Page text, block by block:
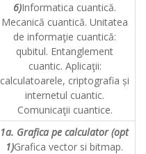
6)Informatica cuantică.
Mecanică cuantică. Unitatea
de informaţie cuantică:
qubitul. Entanglement
cuantic. Aplicaţii:
calculatoarele, criptografia și
internetul cuantic.
Comunicaţii cuantice.
1a. Grafica pe calculator (opt
1)Grafica vector si bitmap.